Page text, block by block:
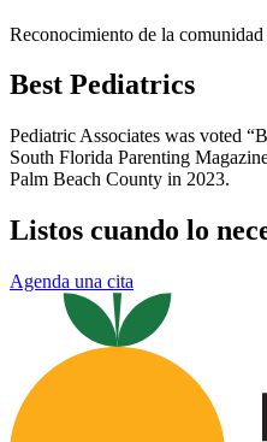
Reconocimiento de la comunidad
Best Pediatrics
Pediatric Associates was voted
South Florida Parenting
Palm Beach County in 2023.
Listos cuando lo
Agenda una cita